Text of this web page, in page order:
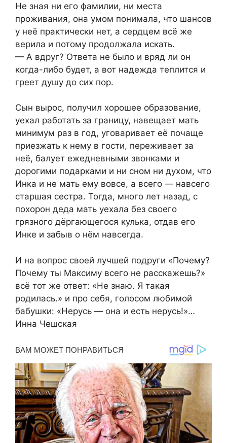
Не зная ни его фамилии, ни места
проживания, она умом понимала, что шансов
у неё практически нет, а сердцем всё же
верила и потому продолжала искать.
— А вдруг? Ответа не было и вряд ли он
когда-либо будет, а вот надежда теплится и
греет душу до сих пор.
Сын вырос, получил хорошее образование,
уехал работать за границу, навещает мать
минимум раз в год, уговаривает её почаще
приезжать к нему в гости, переживает за
неё, балует ежедневными звонками и
дорогими подарками и ни сном ни духом, что
Инка и не мать ему вовсе, а всего — навсего
старшая сестра. Тогда, много лет назад, с
похорон деда мать уехала без своего
грязного дёргающегося кулька, отдав его
Инке и забыв о нём навсегда.
И на вопрос своей лучшей подруги «Почему?
Почему ты Максиму всего не расскажешь?»
всё тот же ответ: «Не знаю. Я такая
родилась.» и про себя, голосом любимой
бабушки: «Нерусь — она и есть нерусь!»…
Инна Чешская